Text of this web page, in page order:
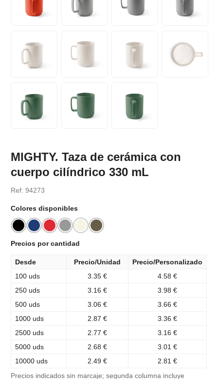
MIGHTY. Taza de cerámica con
cuerpo cilíndrico 330 mL
Ref: 94273
Colores disponibles
Precios por cantidad
Desde Precio/Unidad
Precio/Personalizado
100 uds
3.35 €
4.58 €
250 uds
3.16 €
3.98 €
500 uds
3.06 €
3.66 €
1000 uds
2.87 €
3.36 €
2500 uds
2.77 €
3.16 €
5000 uds
2.68 €
3.01 €
10000 uds
2.49 € 2.81 €
Precios indicados sin marcaje; segunda columna incluye